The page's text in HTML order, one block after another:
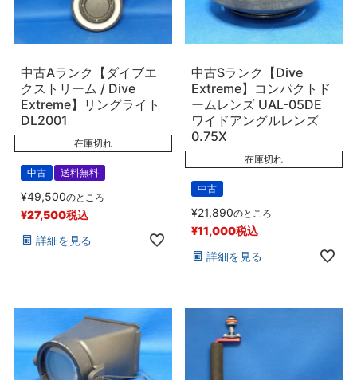
中古Aランク【ダイブエ
クストリーム / Dive
Extreme】リングライト
DL2001
在庫切れ
中古 送料無料
¥49,500のところ
¥27,500税込
詳細を見る
中古Sランク【Dive
Extreme】コンパクトド
ームレンズ UAL-05DE
ワイドアングルレンズ
0.75X
在庫切れ
中古
¥21,890のところ
¥11,000税込
詳細を見る